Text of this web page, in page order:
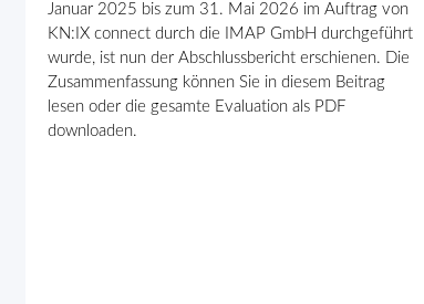
Januar 2025 bis zum 31. Mai 2026 im Auftrag von
KN:IX connect durch die IMAP GmbH durchgeführt
wurde, ist nun der Abschlussbericht erschienen. Die
Zusammenfassung können Sie in diesem Beitrag
lesen oder die gesamte Evaluation als PDF
downloaden.